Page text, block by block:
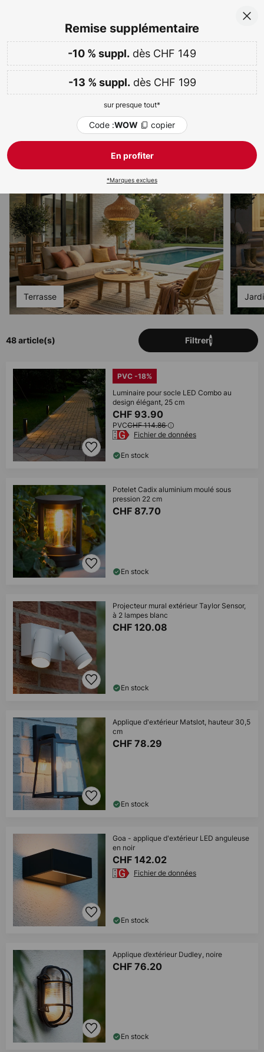
-10 % dès CHF 149 & -13 % dès CHF 199 sur presque tout
Code : WOW copier
Semaine WOW : Jusqu'à -70 %
Éclairage extérieur
Appliques murales Lampes solaires Avec détecteur
Terrasse
48 article(s) Filtrer1
PVC -18%
Luminaire pour socle LED Combo au
design élégant, 25 cm
CHF 93.90
PVCCHF 114.86
Fichier de données
En stock
Potelet Cadix aluminium moulé sous
pression 22 cm
CHF 87.70
En stock
Projecteur mural extérieur Taylor Sensor,
à 2 lampes blanc
CHF 120.08
En stock
Applique d'extérieur Matslot, hauteur 30,5
cm
CHF 78.29
En stock
Goa - applique d'extérieur LED anguleuse
en noir
CHF 142.02
Fichier de données
En stock
Applique d’extérieur Dudley, noire
CHF 76.20
En stock
Remise supplémentaire
-10 % suppl. dès CHF 149
-13 % suppl.dès CHF 199
sur presque tout*
Code :WOW copier
En profiter
*Marques exclues